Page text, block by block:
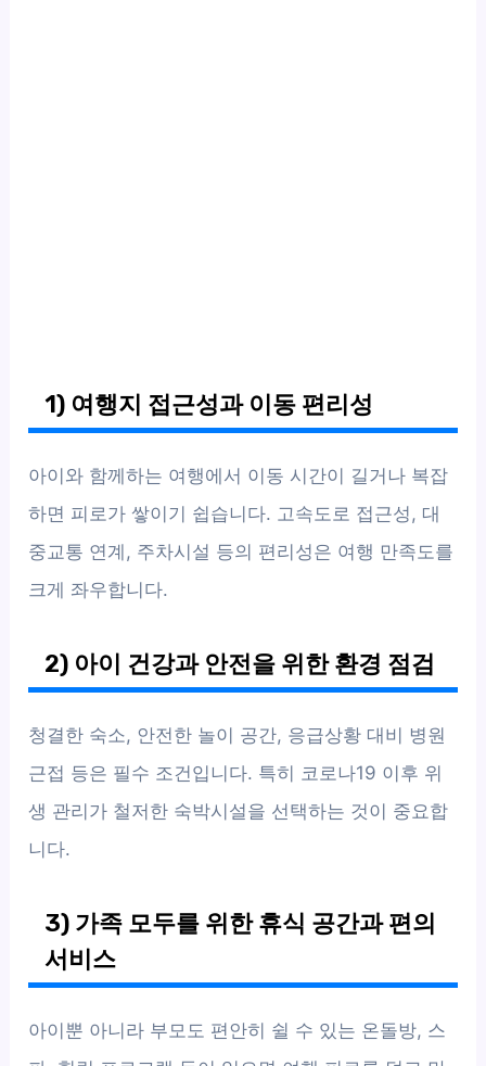
1) 여행지 접근성과 이동 편리성
아이와 함께하는 여행에서 이동 시간이 길거나 복잡
하면 피로가 쌓이기 쉽습니다. 고속도로 접근성, 대
중교통 연계, 주차시설 등의 편리성은 여행 만족도를
크게 좌우합니다.
2) 아이 건강과 안전을 위한 환경 점검
청결한 숙소, 안전한 놀이 공간, 응급상황 대비 병원
근접 등은 필수 조건입니다. 특히 코로나19 이후 위
생 관리가 철저한 숙박시설을 선택하는 것이 중요합
니다.
3) 가족 모두를 위한 휴식 공간과 편의
서비스
아이뿐 아니라 부모도 편안히 쉴 수 있는 온돌방, 스